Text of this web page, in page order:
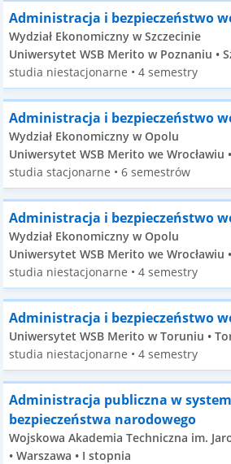
Administracja i bezpieczeństwo
Wydział Ekonomiczny w Szczecinie
Uniwersytet WSB Merito w Poznaniu •
studia niestacjonarne • 4 semestry
Administracja i bezpieczeństwo
Wydział Ekonomiczny w Opolu
Uniwersytet WSB Merito we Wrocławiu
studia stacjonarne • 6 semestrów
Administracja i bezpieczeństwo
Wydział Ekonomiczny w Opolu
Uniwersytet WSB Merito we Wrocławiu
studia niestacjonarne • 4 semestry
Administracja i bezpieczeństwo
Uniwersytet WSB Merito w Toruniu •
studia niestacjonarne • 4 semestry
Administracja publiczna w
bezpieczeństwa narodowego
Wojskowa Akademia Techniczna im.
• Warszawa • I stopnia